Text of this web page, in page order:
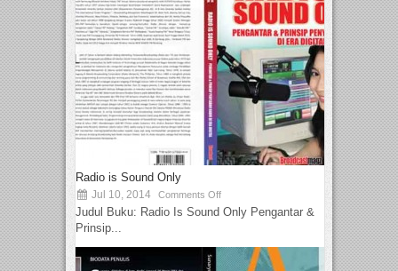
Radio is Sound Only
Jul 10, 2014 Comments Off
Judul Buku: Radio Is Sound Only Pengantar &
Prinsip...